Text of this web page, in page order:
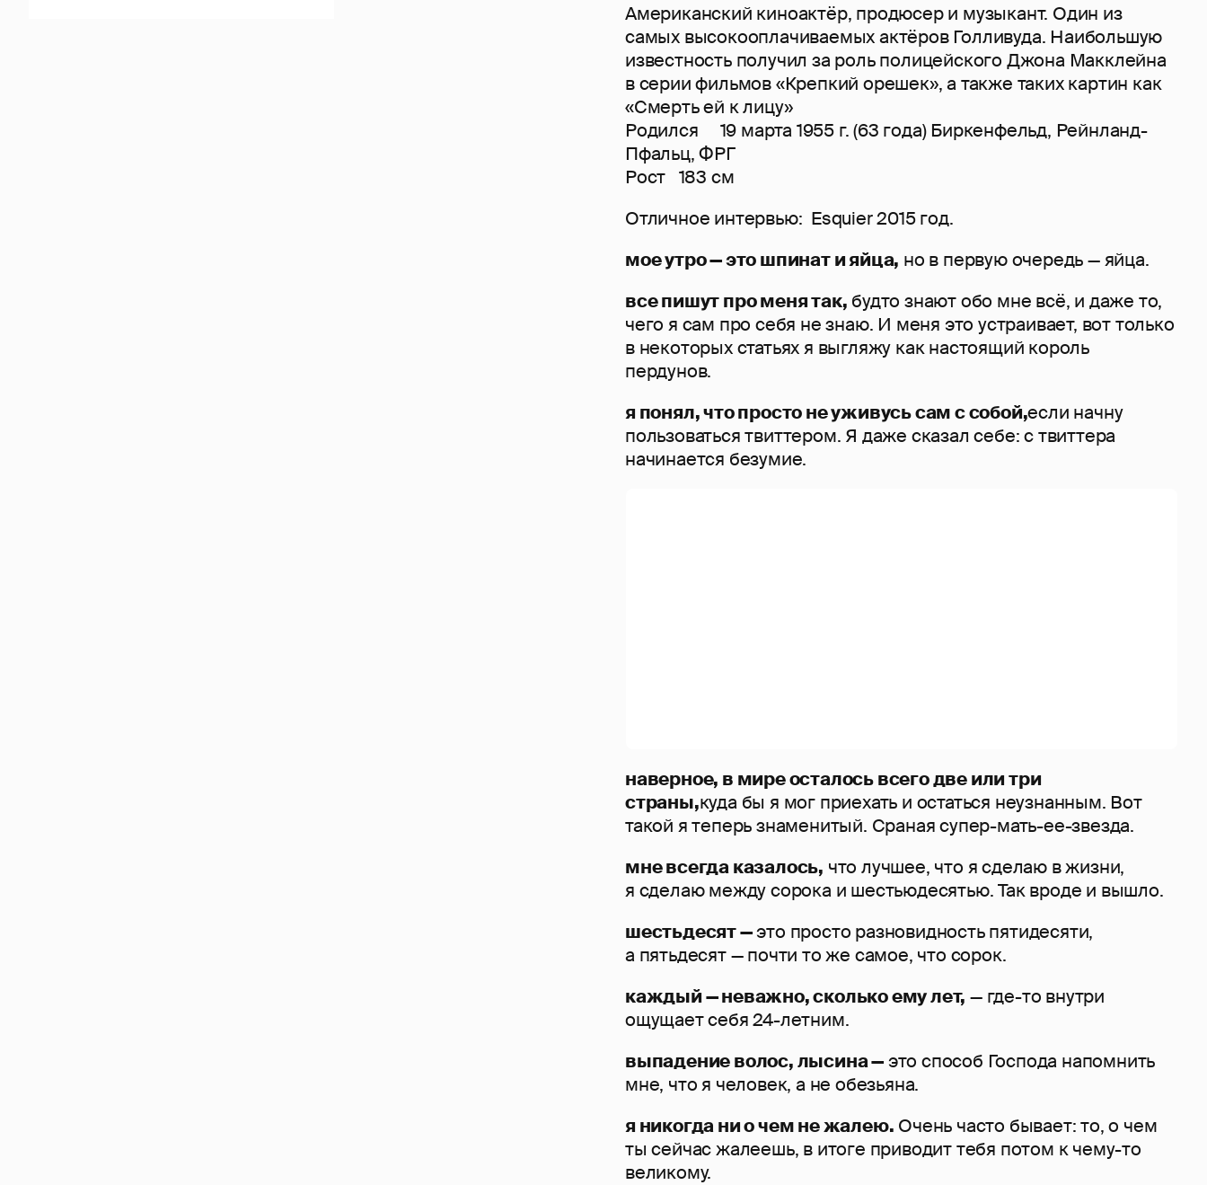
Американский киноактёр, продюсер и музыкант. Один из
самых высокооплачиваемых актёров Голливуда. Наибольшую
известность получил за роль полицейского Джона Макклейна
в серии фильмов «Крепкий орешек», а также таких картин как
«Смерть ей к лицу»
Родился 19 марта 1955 г. (63 года) Биркенфельд, Рейнланд-
Пфальц, ФРГ
Рост 183 см
Отличное интервью: Esquier 2015 год.
мое утро — это шпинат и яйца, но в первую очередь — яйца.
все пишут про меня так, будто знают обо мне всё, и даже то,
чего я сам про себя не знаю. И меня это устраивает, вот только
в некоторых статьях я выгляжу как настоящий король
пердунов.
я понял, что просто не уживусь сам с собой,если начну
пользоваться твиттером. Я даже сказал себе: с твиттера
начинается безумие.
наверное, в мире осталось всего две или три
страны,куда бы я мог приехать и остаться неузнанным. Вот
такой я теперь знаменитый. Сраная супер-мать-ее-звезда.
мне всегда казалось, что лучшее, что я сделаю в жизни,
я сделаю между сорока и шестьюдесятью. Так вроде и вышло.
шестьдесят —это просто разновидность пятидесяти,
а пятьдесят — почти то же самое, что сорок.
каждый — неважно, сколько ему лет, — где-то внутри
ощущает себя 24-летним.
выпадение волос, лысина —это способ Господа напомнить
мне, что я человек, а не обезьяна.
я никогда ни о чем не жалею. Очень часто бывает: то, о чем
ты сейчас жалеешь, в итоге приводит тебя потом к чему-то
великому.